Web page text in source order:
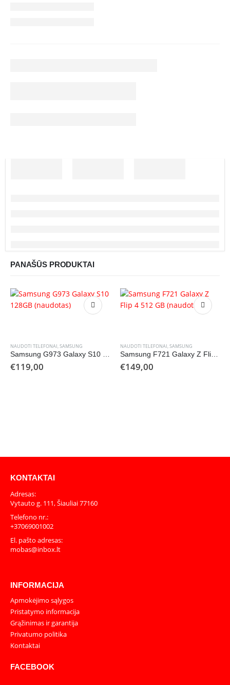
PANAŠŪS PRODUKTAI
NAUDOTI TELEFONAI,SAMSUNG
Samsung G973 Galaxy S10 128GB (naudotas)
€119,00
NAUDOTI TELEFONAI,SAMSUNG
Samsung F721 Galaxy Z Flip 4 512 GB (naudotas)
€149,00
KONTAKTAI
Adresas:
Vytauto g. 111, Šiauliai 77160
Telefono nr.:
+37069001002
El. pašto adresas:
mobas@inbox.lt
INFORMACIJA
Apmokėjimo sąlygos
Pristatymo informacija
Grąžinimas ir garantija
Privatumo politika
Kontaktai
FACEBOOK